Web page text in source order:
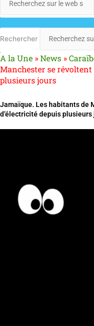
Rechercher
A la Une »News »
Manchester se révoltent
plusieurs jours
Jamaïque. Les habitants de
d’électricité depuis plusieurs